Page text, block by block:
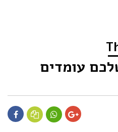
עומדים